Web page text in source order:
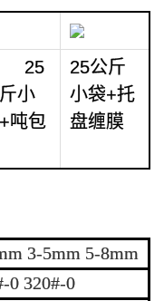
小
吨包
25公斤
小袋+托
盘缠膜
3-5mm 5-8mm
0 320#-0